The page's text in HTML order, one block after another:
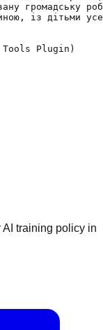
training policy in